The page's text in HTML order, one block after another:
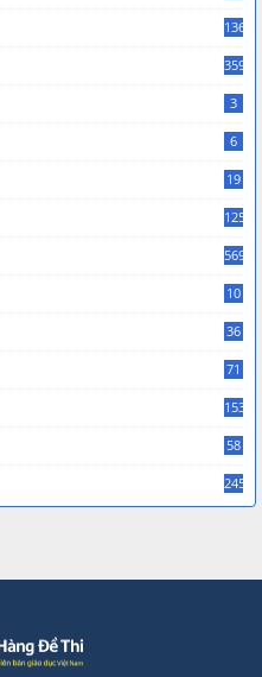
136
359
3
6
19
125
569
10
36
71
153
58
245